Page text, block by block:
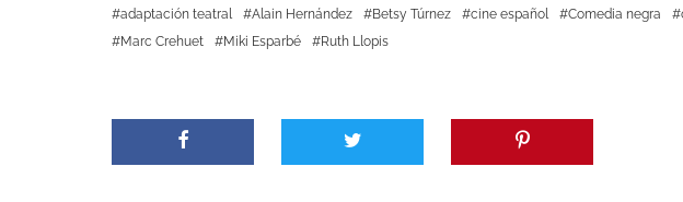
adaptación teatral Alain Hernández Betsy Túrnez cine español Comedia negra
Marc Crehuet
Miki Esparbé Ruth Llopis